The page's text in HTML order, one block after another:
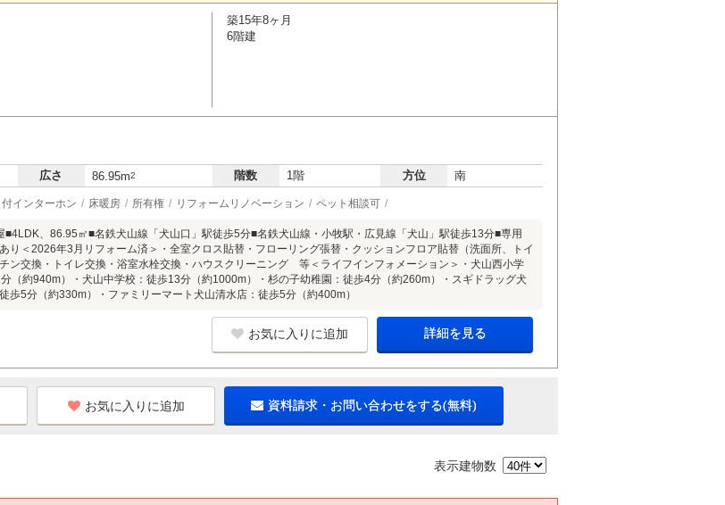
築15年8ヶ月
6階建
広さ 86.95m2 階数 1階 方位 南
インターホン 床暖房 所有権 リフォームリノベーション ペット相談可
■4LDK、86.95㎡■名鉄犬山線「犬山口」駅徒歩5分■名鉄犬山線・小牧駅・広見線「犬山」駅徒歩13分■専用
り＜2026年3月リフォーム済＞・全室クロス貼替・フローリング張替・クッションフロア貼替（洗面所、トイ
ン交換・トイレ交換・浴室水栓交換・ハウスクリーニング 等＜ライフインフォメーション＞・犬山西小学
（約940m）・犬山中学校：徒歩13分（約1000m）・杉の子幼稚園：徒歩4分（約260m）・スギドラッグ犬
歩5分（約330m）・ファミリーマート犬山清水店：徒歩5分（約400m）
お気に入りに追加 詳細を見る
お気に入りに追加 資料請求・お問い合わせをする(無料)
表示建物数